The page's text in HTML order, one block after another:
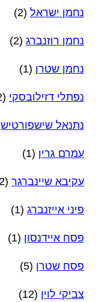
נחמן ישראל (2)
נחמן רוזנברג (2)
נחמן שטרן (1)
נפתלי דזילובסקי (2)
נתנאל שישפורטיש
עמרם גרין (1)
עקיבא שיינברגר (2)
פיני אייזנברג (1)
פסח איידנסון (1)
פסח שטרן (5)
צביקי לוין (12)